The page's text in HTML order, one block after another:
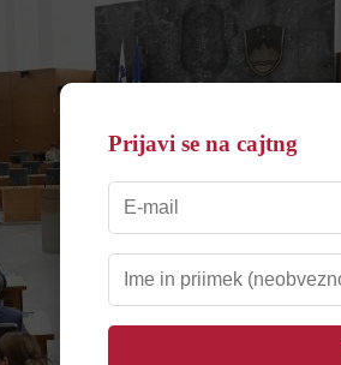
Prijavi se na cajtng